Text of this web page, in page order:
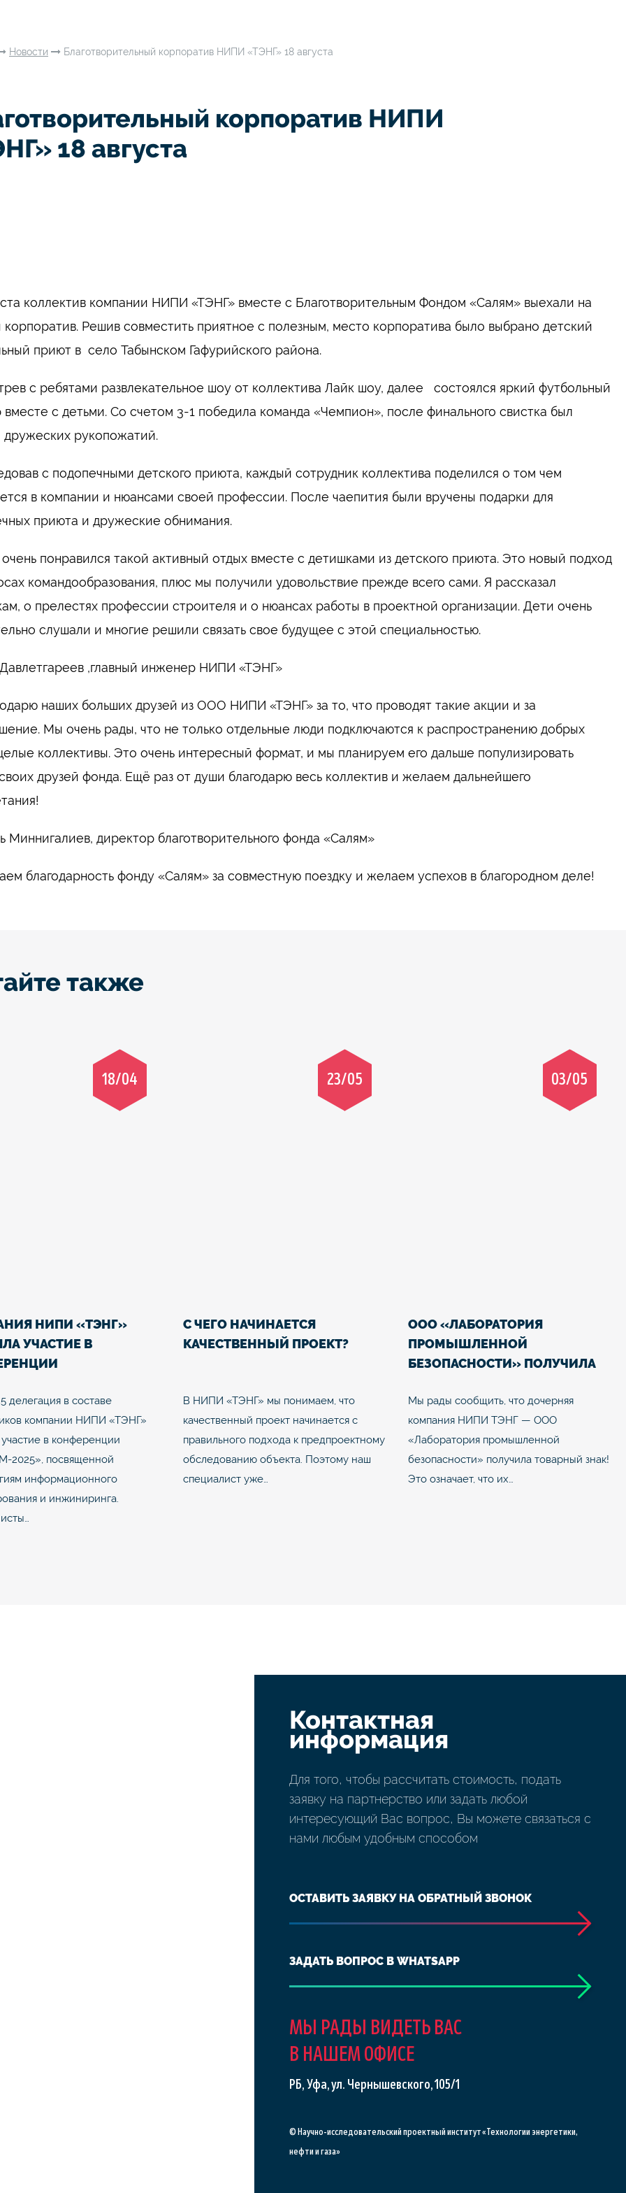
Новости Благотворительный корпоратив НИПИ «ТЭНГ» 18 августа
корпоратив НИПИ
18 августа
коллектив компании НИПИ «ТЭНГ» вместе с Благотворительным Фондом «Салям» выехали на
корпоратив. Решив совместить приятное с полезным, место корпоратива было выбрано детский
приют в село Табынском Гафурийского района.
с ребятами развлекательное шоу от коллектива Лайк шоу, далее состоялся яркий футбольный
вместе с детьми. Со счетом 3-1 победила команда «Чемпион», после финального свистка был
дружеских рукопожатий.
с подопечными детского приюта, каждый сотрудник коллектива поделился о том чем
в компании и нюансами своей профессии. После чаепития были вручены подарки для
приюта и дружеские обнимания.
понравился такой активный отдых вместе с детишками из детского приюта. Это новый подход
командообразования, плюс мы получили удовольствие прежде всего сами. Я рассказал
о прелестях профессии строителя и о нюансах работы в проектной организации. Дети очень
слушали и многие решили связать свое будущее с этой специальностью.
,главный инженер НИПИ «ТЭНГ»
наших больших друзей из ООО НИПИ «ТЭНГ» за то, что проводят такие акции и за
Мы очень рады, что не только отдельные люди подключаются к распространению добрых
коллективы. Это очень интересный формат, и мы планируем его дальше популизировать
друзей фонда. Ещё раз от души благодарю весь коллектив и желаем дальнейшего
Миннигалиев, директор благотворительного фонда «Салям»
благодарность фонду «Салям» за совместную поездку и желаем успехов в благородном деле!
также
18/04
НИПИ «ТЭНГ»
УЧАСТИЕ В
делегация в составе
компании НИПИ «ТЭНГ»
в конференции
2025», посвященной
информационного
и инжиниринга.
23/05
С ЧЕГО НАЧИНАЕТСЯ
КАЧЕСТВЕННЫЙ ПРОЕКТ?
В НИПИ «ТЭНГ» мы понимаем, что
качественный проект начинается с
правильного подхода к предпроектному
обследованию объекта. Поэтому наш
специалист уже…
03/05
ООО «ЛАБОРАТОРИЯ
ПРОМЫШЛЕННОЙ
БЕЗОПАСНОСТИ» ПОЛУЧИЛА
Мы рады сообщить, что дочерняя
компания НИПИ ТЭНГ — ООО
«Лаборатория промышленной
безопасности» получила товарный знак!
Это означает, что их…
Контактная
информация
Для того, чтобы рассчитать стоимость, подать
заявку на партнерство или задать любой
интересующий Вас вопрос, Вы можете связаться с
нами любым удобным способом
ОСТАВИТЬ ЗАЯВКУ НА ОБРАТНЫЙ ЗВОНОК
ЗАДАТЬ ВОПРОС В WHATSAPP
МЫ РАДЫ ВИДЕТЬ ВАС
В НАШЕМ ОФИСЕ
РБ, Уфа, ул. Чернышевского, 105/1
© Научно-исследовательский проектный институт «Технологии энергетики,
нефти и газа»